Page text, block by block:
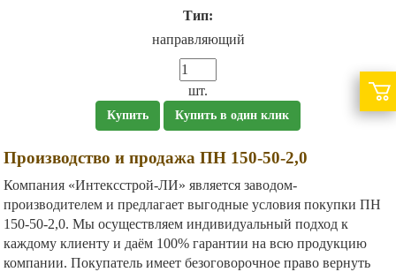
Тип:
направляющий
шт.
Купить Купить в один клик
Производство и продажа ПН 150-50-2,0
Компания «Интексстрой-ЛИ» является заводом-
производителем и предлагает выгодные условия покупки ПН
150-50-2,0. Мы осуществляем индивидуальный подход к
каждому клиенту и даём 100% гарантии на всю продукцию
компании. Покупатель имеет безоговорочное право вернуть